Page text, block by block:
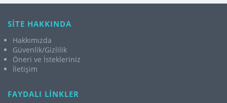
SİTE HAKKINDA
Hakkımızda
Güvenlik/Gizlilik
Öneri ve İstekleriniz
İletişim
FAYDALI LİNKLER